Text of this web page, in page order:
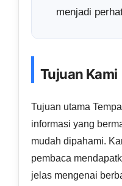
menjadi
Tujuan Kami
Tujuan utama
informasi yang
mudah dipahami.
pembaca
jelas mengenai